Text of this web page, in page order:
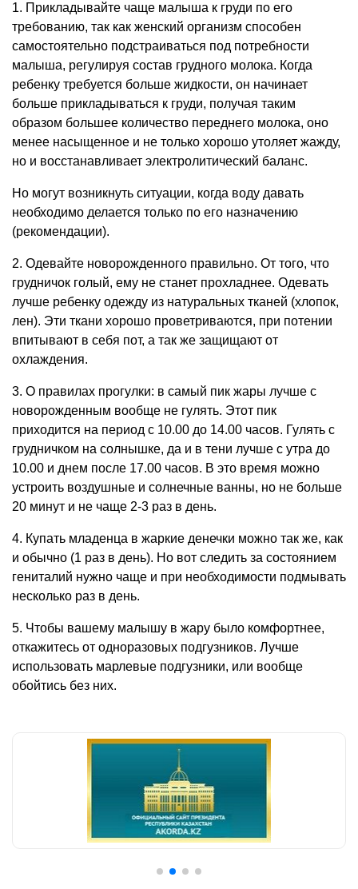
1. Прикладывайте чаще малыша к груди по его
требованию, так как женский организм способен
самостоятельно подстраиваться под потребности
малыша, регулируя состав грудного молока. Когда
ребенку требуется больше жидкости, он начинает
больше прикладываться к груди, получая таким
образом большее количество переднего молока, оно
менее насыщенное и не только хорошо утоляет жажду,
но и восстанавливает электролитический баланс.
Но могут возникнуть ситуации, когда воду давать
необходимо делается только по его назначению
(рекомендации).
2. Одевайте новорожденного правильно. От того, что
грудничок голый, ему не станет прохладнее. Одевать
лучше ребенку одежду из натуральных тканей (хлопок,
лен). Эти ткани хорошо проветриваются, при потении
впитывают в себя пот, а так же защищают от
охлаждения.
3. О правилах прогулки: в самый пик жары лучше с
новорожденным вообще не гулять. Этот пик
приходится на период с 10.00 до 14.00 часов. Гулять с
грудничком на солнышке, да и в тени лучше с утра до
10.00 и днем после 17.00 часов. В это время можно
устроить воздушные и солнечные ванны, но не больше
20 минут и не чаще 2-3 раз в день.
4. Купать младенца в жаркие денечки можно так же, как
и обычно (1 раз в день). Но вот следить за состоянием
гениталий нужно чаще и при необходимости подмывать
несколько раз в день.
5. Чтобы вашему малышу в жару было комфортнее,
откажитесь от одноразовых подгузников. Лучше
использовать марлевые подгузники, или вообще
обойтись без них.